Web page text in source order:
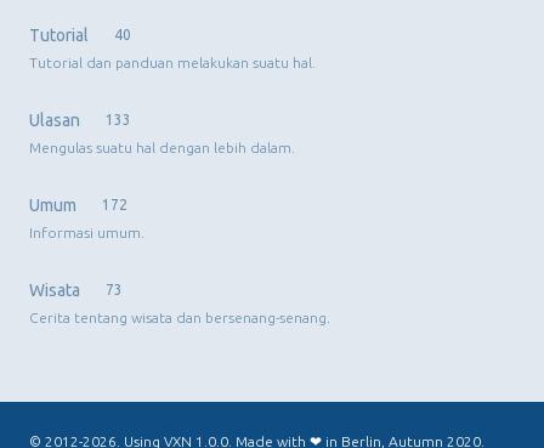
Tutorial
40
Tutorial dan panduan melakukan suatu hal.
Ulasan
133
Mengulas suatu hal dengan lebih dalam.
Umum
172
Informasi umum.
Wisata
73
Cerita tentang wisata dan bersenang-senang.
© 2012-2026. Using VXN 1.0.0 . Made with ❤ in Berlin, Autumn 2020.